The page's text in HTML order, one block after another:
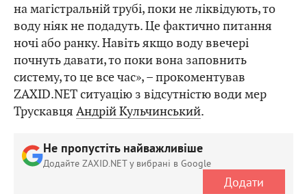
на магістральній трубі, поки не ліквідують, то
воду ніяк не подадуть. Це фактично питання
ночі або ранку. Навіть якщо воду ввечері
почнуть давати, то поки вона заповнить
систему, то це все час», – прокоментував
ZAXID.NET ситуацію з відсутністю води мер
Трускавця Андрій Кульчинський.
Не пропустіть найважливіше
Додайте ZAXID.NET у вибрані в Google
Додати